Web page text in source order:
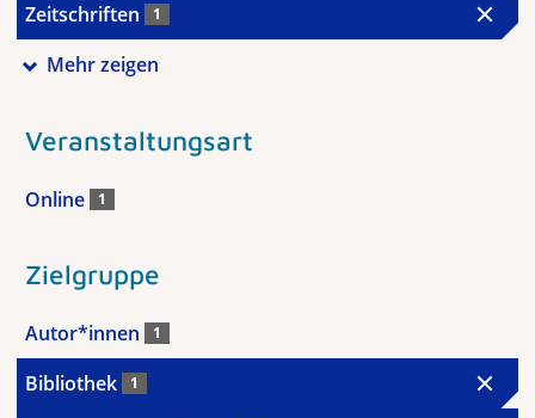
Zeitschriften 1
Mehr zeigen
Veranstaltungsart
Online 1
Zielgruppe
Autor*innen 1
Bibliothek 1